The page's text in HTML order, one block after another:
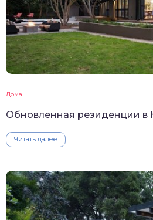
Дома
Обновленная резиденции в
Читать далее